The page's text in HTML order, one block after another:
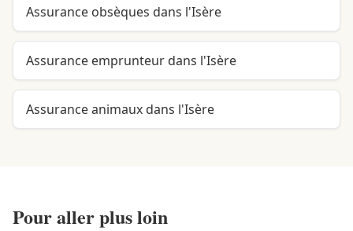
Assurance obsèques dans l'Isère
Assurance emprunteur dans l'Isère
Assurance animaux dans l'Isère
Pour aller plus loin